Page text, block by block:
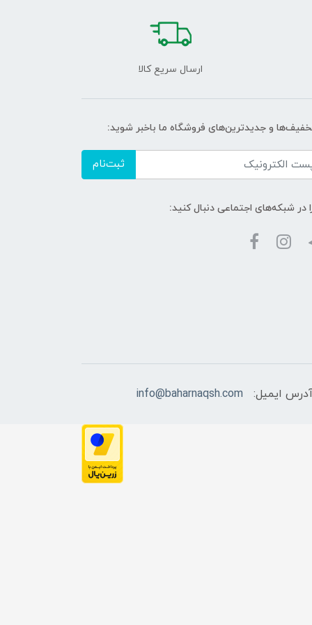
ارسال سریع کالا
و جدیدترین‌های فروشگاه ما باخبر شوید:
ثبت‌نام
در شبکه‌های اجتماعی دنبال کنید:
ایمیل: info@baharnaqsh.com